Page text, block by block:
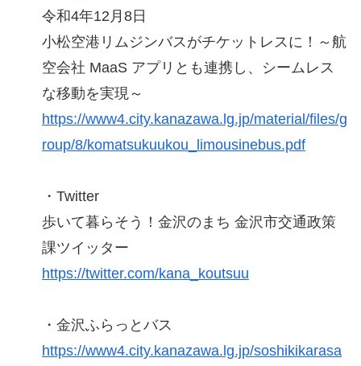
令和4年12月8日
小松空港リムジンバスがチケットレスに！～航
空会社 MaaS アプリとも連携し、シームレス
な移動を実現～
https://www4.city.kanazawa.lg.jp/material/files/g
roup/8/komatsukuukou_limousinebus.pdf
・Twitter
歩いて暮らそう！金沢のまち 金沢市交通政策
課ツイッター
https://twitter.com/kana_koutsuu
・金沢ふらっとバス
https://www4.city.kanazawa.lg.jp/soshikikarasa